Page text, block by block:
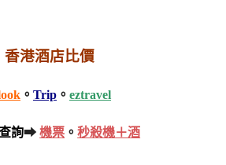
香港酒店比價
。 Trip 。 eztravel
詢➡機票 。秒殺機＋酒